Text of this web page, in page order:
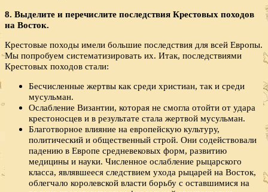
8. Выделите и перечислите последствия Крестовых походов
на Восток.
Крестовые походы имели большие последствия для всей Европы.
Мы попробуем систематизировать их. Итак, последствиями
Крестовых походов стали:
Бесчисленные жертвы как среди христиан, так и среди
мусульман.
Ослабление Византии, которая не смогла отойти от удара
крестоносцев и в результате стала жертвой мусульман.
Благотворное влияние на европейскую культуру,
политический и общественный строй. Они содействовали
падению в Европе средневековых форм, развитию
медицины и науки. Численное ослабление рыцарского
класса, являвшееся следствием ухода рыцарей на Восток,
облегчало королевской власти борьбу с оставшимися на